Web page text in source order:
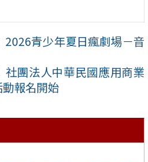
2026青少年夏日瘋劇場－音
社團法人中華民國應用商業
報名開始